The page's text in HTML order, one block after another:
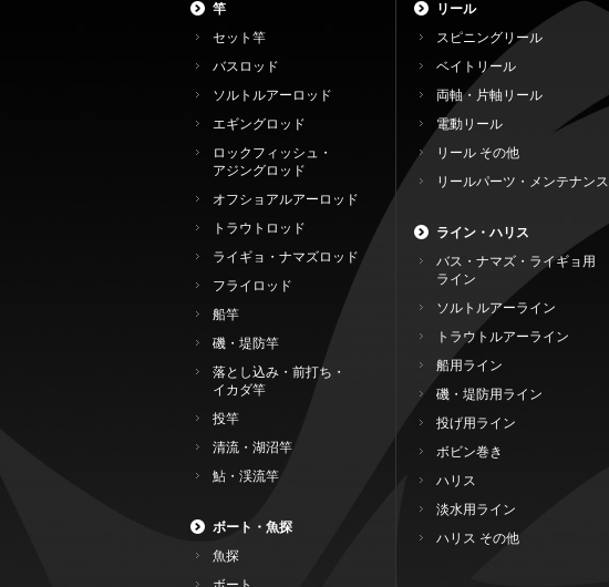
竿
セット竿
バスロッド
ソルトルアーロッド
エギングロッド
ロックフィッシュ・
アジングロッド
オフショアルアーロッド
トラウトロッド
ライギョ・ナマズロッド
フライロッド
船竿
磯・堤防竿
落とし込み・前打ち・
イカダ竿
投竿
清流・湖沼竿
鮎・渓流竿
ボート・魚探
魚探
リール
スピニングリール
ベイトリール
両軸・片軸リール
電動リール
リール その他
リールパーツ・メンテナンス
ライン・ハリス
バス・ナマズ・ライギョ用
ライン
ソルトルアーライン
トラウトルアーライン
船用ライン
磯・堤防用ライン
投げ用ライン
ボビン巻き
ハリス
淡水用ライン
ハリス その他